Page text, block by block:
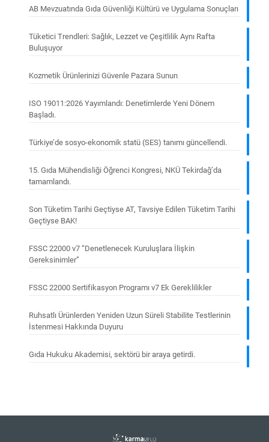
AB Mevzuatında Gıda Güvenliği Kültürü ve Uygulama Sonuçları
Tüketici Trendleri: Sağlık, Lezzet ve Çeşitlilik Aynı Rafta
Buluşuyor
Kozmetik Ürünlerinizi Güvenle Pazara Sunun
ISO 19011:2026 Yayımlandı: Denetimlerde Yeni Dönem
Başladı.
Türkiye’de sosyo-ekonomik statü (SES) tanımı güncellendi.
15. Gıda Mühendisliği Öğrenci Kongresi, NKÜ Tekirdağ’da
tamamlandı.
Son Tüketim Tarihi Geçtiyse AT, Tavsiye Edilen Tüketim Tarihi
Geçtiyse BAK!
FSSC 22000 v7 “Denetlenecek Kuruluşlara İlişkin
Gereksinimler”
FSSC 22000 Sertifikasyon Programı v7 Ek Gereklilikler
Ruhsatlı Ürünlerden Yeniden Uzun Süreli Stabilite Testlerinin
İstenmesi Hakkında Duyuru
Gıda Hukuku Akademisi, sektörü bir araya getirdi.